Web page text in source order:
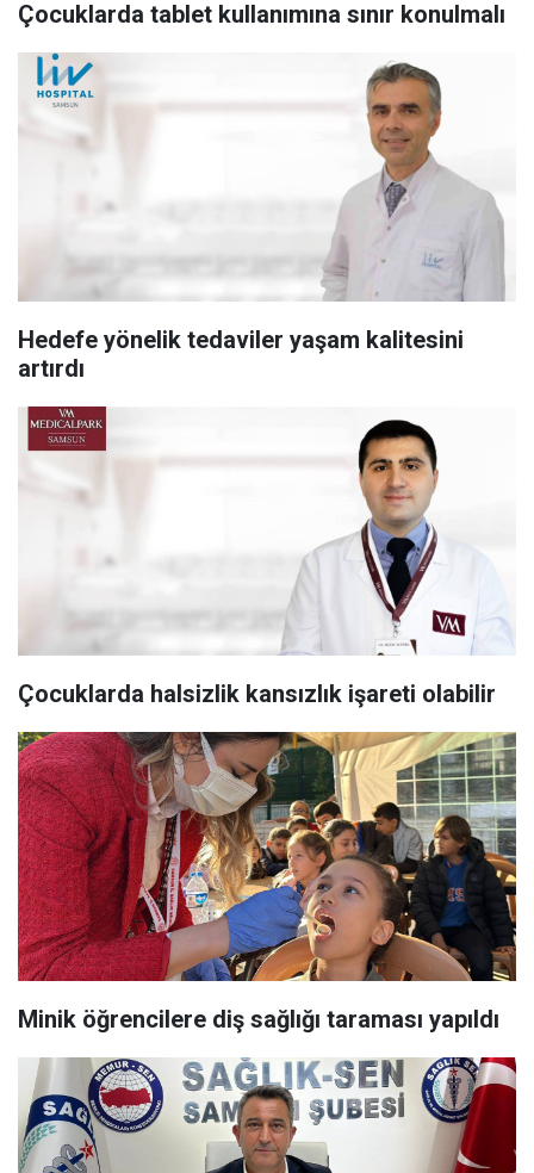
Çocuklarda tablet kullanımına sınır konulmalı
Hedefe yönelik tedaviler yaşam kalitesini
artırdı
Çocuklarda halsizlik kansızlık işareti olabilir
Minik öğrencilere diş sağlığı taraması yapıldı